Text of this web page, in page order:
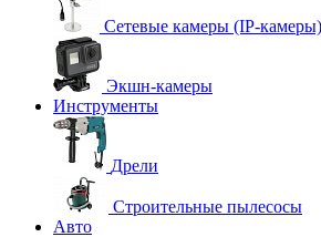
Сетевые камеры (IP-камеры)
Экшн-камеры
Инструменты
Дрели
Строительные пылесосы
Авто